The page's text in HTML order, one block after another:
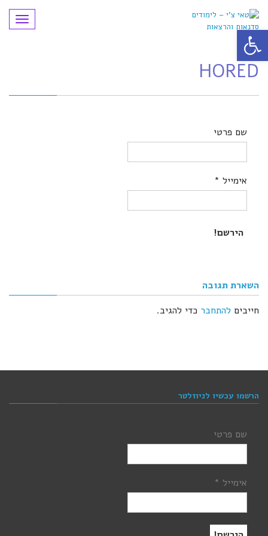
תפריט
HORED
שם פרטי
אימייל *
השארת תגובה
חייבים להתחבר כדי להגיב.
הרשמו עכשיו לניוזלטר
שם פרטי
אימייל *
פתח סרגל נגישות